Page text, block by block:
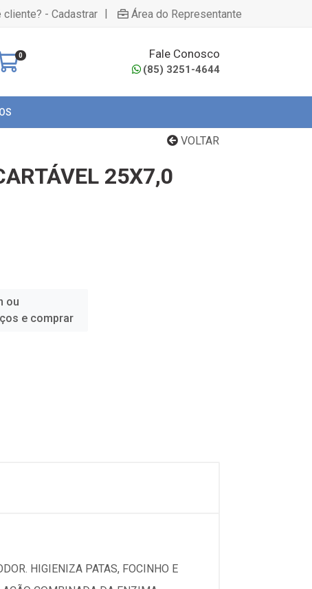
cliente? - Cadastrar | Área do Representante
0 Fale Conosco
(85) 3251-4644
VOLTAR
25X7,0
ou
e comprar
HIGIENIZA PATAS, FOCINHO E